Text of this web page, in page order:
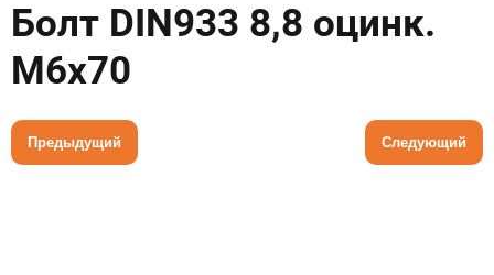
Болт DIN933 8,8 оцинк.
M6х70
Предыдущий Следующий